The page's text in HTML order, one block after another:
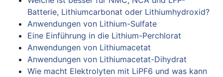
Batterie, Lithiumcarbonat oder Lithiumhydroxid?
Anwendungen von Lithium-Sulfate
Eine Einführung in die Lithium-Perchlorat
Anwendungen von Lithiumacetat
Anwendungen von Lithiumacetat-Dihydrat
Wie macht Elektrolyten mit LiPF6 und was kann